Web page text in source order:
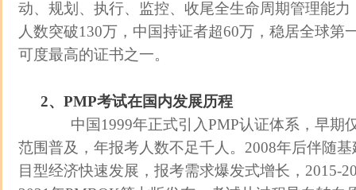
动、规划、执行、监控、收尾全生命周期管理能
人数突破130万，中国持证者超60万，稳居全球第
可度最高的证书之一。
2、PMP考试在国内发展历程
中国1999年正式引入PMP认证体系，早期
范围普及，年报考人数不足千人。2008年后伴随
目型经济快速发展，报考需求爆发式增长，2015-